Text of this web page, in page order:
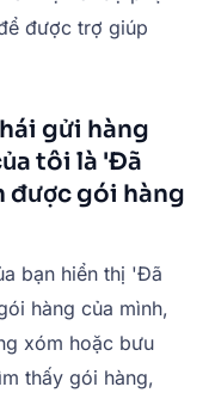
được trợ giúp
gửi hàng
tôi là 'Đã
được gói hàng
bạn hiển thị 'Đã
hàng của mình,
xóm hoặc bưu
thấy gói hàng,